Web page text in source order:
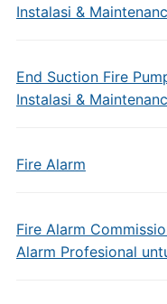
Instalasi &
End Suction Fire
Instalasi &
Fire Alarm
Fire Alarm
Alarm Profesional